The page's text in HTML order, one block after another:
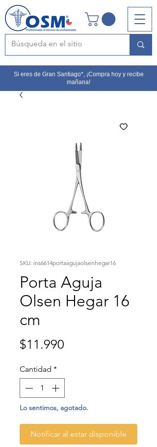
Si eres de Gran Santiago*, ¡Compra hoy y recibe
mañana!
SKU: ins6614portaagujaolsenhegar16
Porta Aguja
Olsen Hegar 16
cm
$11.990
Cantidad *
Lo sentimos, agotado.
Notificar al estar disponible